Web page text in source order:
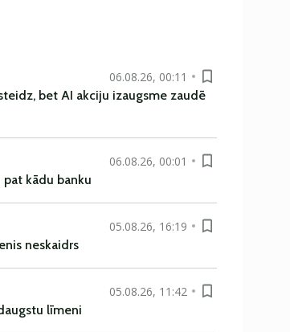
06.08.26, 00:11
bet AI akciju izaugsme zaudē
06.08.26, 00:01
pat kādu banku
05.08.26, 16:19
neskaidrs
05.08.26, 11:42
līmeni